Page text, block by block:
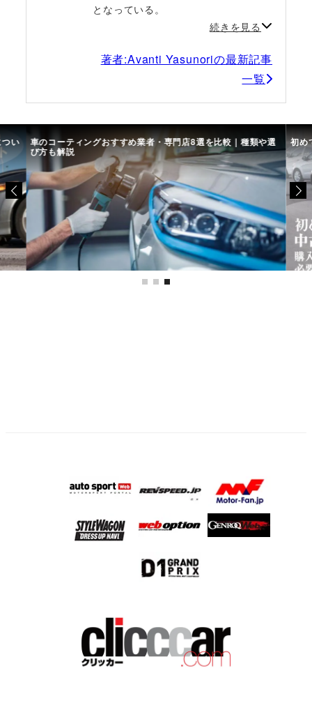
となっている。
続きを見る
著者:Avanti Yasunoriの最新記事
一覧
い 車のコーティングおすすめ業者・専門店8選を比較｜種類や選
び方も解説
初め